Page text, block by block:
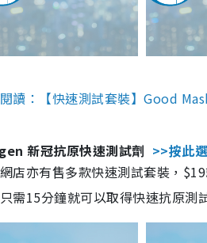
讀：【快速測試套裝】Good
新冠抗原快速測試劑 >>按此
店亦有售多款快速測試套裝，
需15分鐘就可以取得快速抗原測